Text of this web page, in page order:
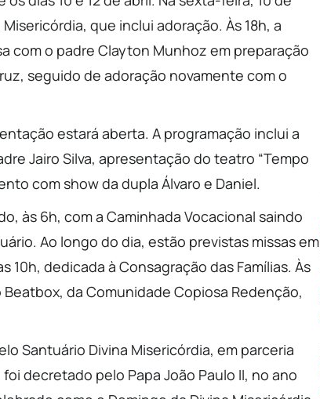
que inclui adoração. Às 18h, a
com o padre Clayton Munhoz em preparação
seguido de adoração novamente com o
estará aberta. A programação inclui a
Jairo Silva, apresentação do teatro “Tempo
com show da dupla Álvaro e Daniel.
às 6h, com a Caminhada Vocacional saindo
Ao longo do dia, estão previstas missas em
dedicada à Consagração das Famílias. Às
da Comunidade Copiosa Redenção,
Santuário Divina Misericórdia, em parceria
decretado pelo Papa João Paulo II, no ano